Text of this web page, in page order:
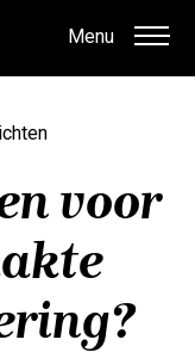
Menu
voor